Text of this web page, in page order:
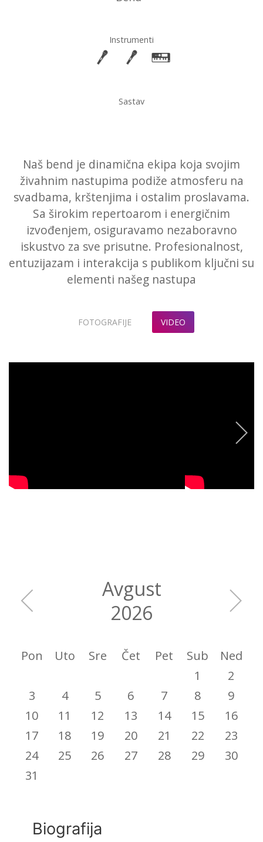
Instrumenti
Sastav
Naš bend je dinamična ekipa koja svojim
živahnim nastupima podiže atmosferu na
svadbama, krštenjima i ostalim proslavama.
Sa širokim repertoarom i energičnim
izvođenjem, osiguravamo nezaboravno
iskustvo za sve prisutne. Profesionalnost,
entuzijazam i interakcija s publikom ključni su
elementi našeg nastupa
FOTOGRAFIJE VIDEO
Avgust
2026
Pon Uto Sre Čet Pet Sub
Ned
1
2
3
4 5 6 7 8
9
10
11 12 13 14 15
16
17
18 19 20 21 22
23
24
25 26 27 28 29
30
31
Biografija